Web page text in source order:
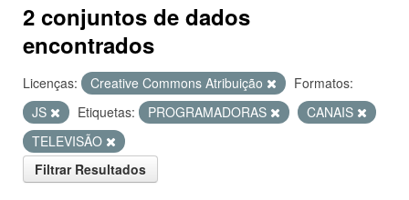
2 conjuntos de dados
encontrados
Licenças: Creative Commons Atribuição
Formatos:
JS
Etiquetas: PROGRAMADORAS
CANAIS
TELEVISÃO
Filtrar Resultados